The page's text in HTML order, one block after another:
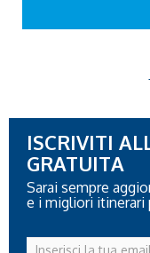
ISCRIVITI
GRATUITA
Sarai sempre
e i migliori itinerari
Inserisci